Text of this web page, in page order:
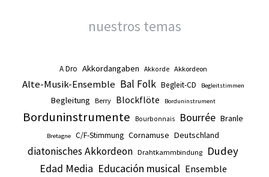
nuestros temas
A Dro Akkordangaben Akkorde Akkordeon
Alte-Musik-Ensemble Bal Folk Begleit-CD Begleitstimmen
Begleitung Berry Blockflöte Borduninstrument
Borduninstrumente Bourbonnais Bourrée Branle
Bretagne C/F-Stimmung Cornamuse Deutschland
diatonisches Akkordeon Drahtkammbindung
Dudey
Edad Media Educación musical Ensemble